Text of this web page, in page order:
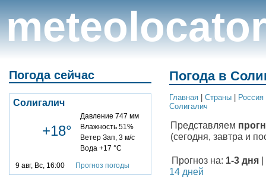
meteolocator
Погода сейчас
Солигалич
+18°
Давление 747 мм
Влажность 51%
Ветер Зап, 3 м/с
Вода +17 °C
9 авг, Вс, 16:00 Прогноз погоды
Погода в
Главная Cтраны Россия
Солигалич
Представляем
(сегодня, завтра и
Прогноз на: 1-3 дня
14 дней